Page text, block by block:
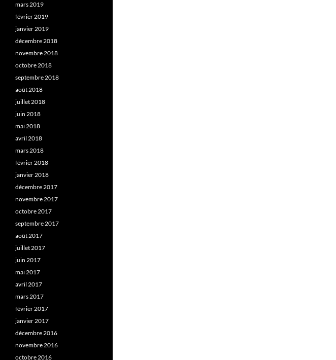
mars 2019
février 2019
janvier 2019
décembre 2018
novembre 2018
octobre 2018
septembre 2018
août 2018
juillet 2018
juin 2018
mai 2018
avril 2018
mars 2018
février 2018
janvier 2018
décembre 2017
novembre 2017
octobre 2017
septembre 2017
août 2017
juillet 2017
juin 2017
mai 2017
avril 2017
mars 2017
février 2017
janvier 2017
décembre 2016
novembre 2016
octobre 2016